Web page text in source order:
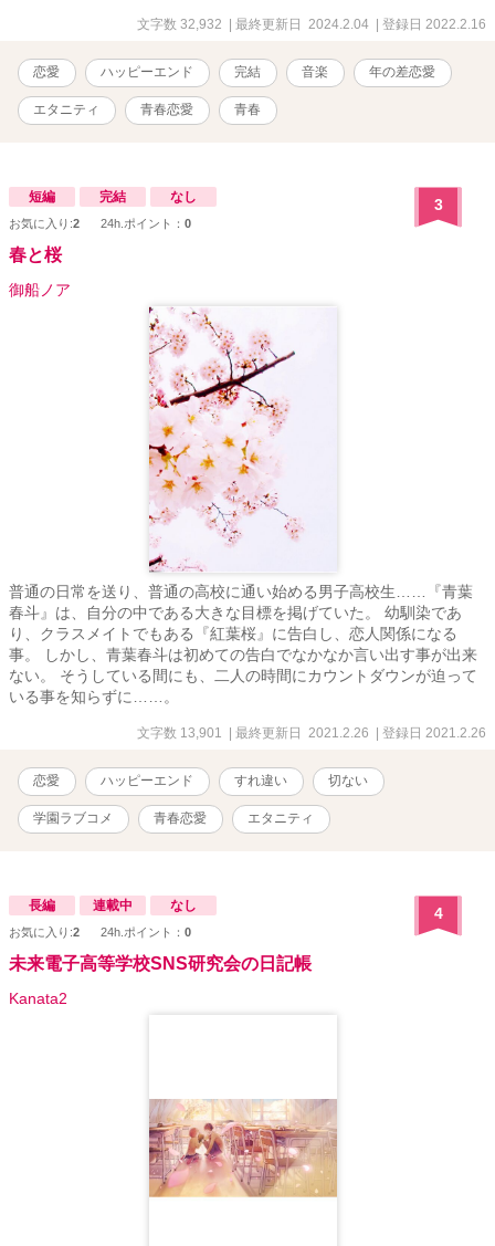
文字数 32,932 | 最終更新日 2024.2.04 | 登録日 2022.2.16
恋愛 ハッピーエンド 完結 音楽 年の差恋愛
エタニティ 青春恋愛 青春
短編 完結 なし
お気に入り:2 24h.ポイント： 0
3
春と桜
御船ノア
普通の日常を送り、普通の高校に通い始める男子高校生……『青葉
春斗』は、自分の中である大きな目標を掲げていた。 幼馴染であ
り、クラスメイトでもある『紅葉桜』に告白し、恋人関係になる
事。 しかし、青葉春斗は初めての告白でなかなか言い出す事が出来
ない。 そうしている間にも、二人の時間にカウントダウンが迫って
いる事を知らずに……。
文字数 13,901 | 最終更新日 2021.2.26 | 登録日 2021.2.26
恋愛 ハッピーエンド すれ違い 切ない
学園ラブコメ 青春恋愛 エタニティ
長編 連載中 なし
お気に入り:2 24h.ポイント： 0
4
未来電子高等学校SNS研究会の日記帳
Kanata2